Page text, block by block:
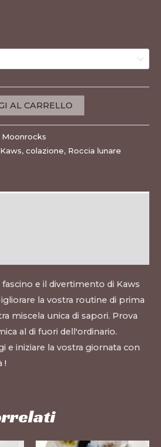
AL CARRELLO
Moonrocks
Kaws, colazione, Roccia lunare
e il divertimento di Kaws
la vostra routine di prima
miscela unica di sapori. Prova
al di fuori dell'ordinario.
e iniziare la vostra giornata con
!